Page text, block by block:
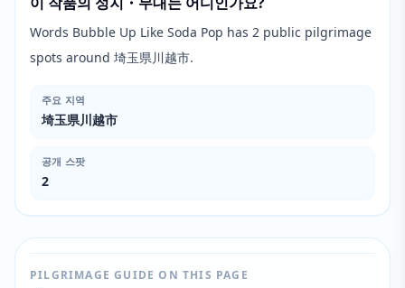
Words Bubble Up Like Soda Pop has 2 public pilgrimage
spots around 埼玉県川越市.
주요 지역
埼玉県川越市
공개 스팟
2
PILGRIMAGE GUIDE ON THIS PAGE